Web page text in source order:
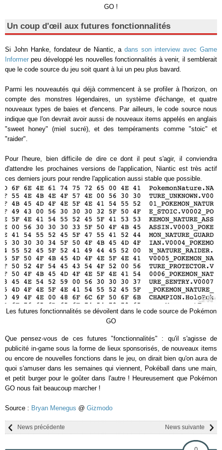
GO !
Un coup d'œil aux futures fonctionnalités
Si John Hanke, fondateur de Niantic, adans son interview avec Game
Informer peu développé les nouvelles fonctionnalités à venir, il semblerait
que le code source du jeu soit quant à lui un peu plus bavard.
Parmi les nouveautés qui déjà commencent à se profiler à l'horizon, on
compte des monstres légendaires, un système d'échange, et quatre
nouveaux types de baies et d'encens. Par ailleurs, le code source nous
indique que l'on devrait avoir aussi de nouveaux items appelés en anglais
"sweet honey" (miel sucré), et des tempéraments comme "stoic" et
"raider".
Pour l'heure, bien difficile de dire ce dont il peut s'agir, il conviendra
d'attendre les prochaines versions de l'application, Niantic est très actif
ces derniers jours pour rendre l'application aussi stable que possible.
Les futures fonctionnalités se dévoilent dans le code source de Pokémon
GO
Que pensez-vous de ces futures "fonctionnalités" : qu'il s'agisse de
publicité in-game sous la forme de lieux sponsorisés, de nouveaux items
ou encore de nouvelles fonctions dans le jeu, on dirait bien qu'on aura de
quoi s'amuser dans les semaines qui viennent, Pokéball dans une main,
et petit burger pour le goûter dans l'autre ! Heureusement que Pokémon
GO nous fait beaucoup marcher !
Source : Bryan Menegus @ Gizmodo
News suivante
News précédente